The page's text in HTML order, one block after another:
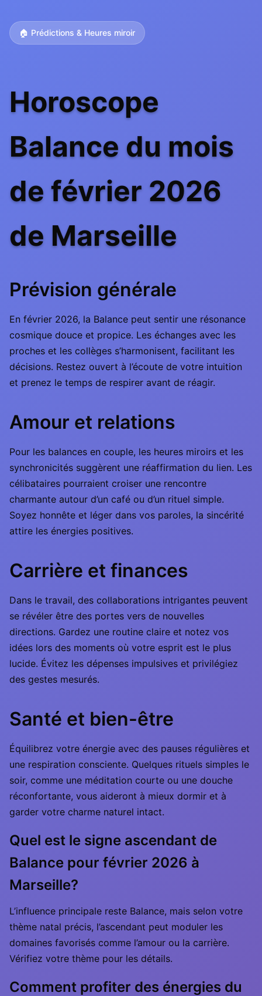
🏠 Prédictions & Heures miroir
Horoscope
Balance du mois
de février 2026
de Marseille
Prévision générale
En février 2026, la Balance peut sentir une résonance
cosmique douce et propice. Les échanges avec les
proches et les collèges s’harmonisent, facilitant les
décisions. Restez ouvert à l’écoute de votre intuition
et prenez le temps de respirer avant de réagir.
Amour et relations
Pour les balances en couple, les heures miroirs et les
synchronicités suggèrent une réaffirmation du lien. Les
célibataires pourraient croiser une rencontre
charmante autour d’un café ou d’un rituel simple.
Soyez honnête et léger dans vos paroles, la sincérité
attire les énergies positives.
Carrière et finances
Dans le travail, des collaborations intrigantes peuvent
se révéler être des portes vers de nouvelles
directions. Gardez une routine claire et notez vos
idées lors des moments où votre esprit est le plus
lucide. Évitez les dépenses impulsives et privilégiez
des gestes mesurés.
Santé et bien-être
Équilibrez votre énergie avec des pauses régulières et
une respiration consciente. Quelques rituels simples le
soir, comme une méditation courte ou une douche
réconfortante, vous aideront à mieux dormir et à
garder votre charme naturel intact.
Quel est le signe ascendant de
Balance pour février 2026 à
Marseille?
L’influence principale reste Balance, mais selon votre
thème natal précis, l’ascendant peut moduler les
domaines favorisés comme l’amour ou la carrière.
Vérifiez votre thème pour les détails.
Comment profiter des énergies du